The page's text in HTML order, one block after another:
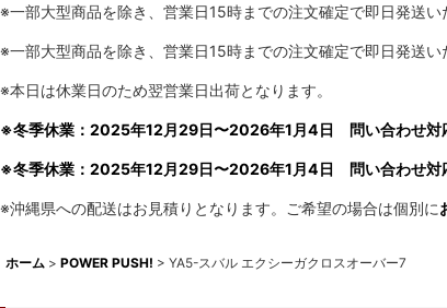
※一部大型商品を除き、営業日15時までの注文確定で即日発送い
※一部大型商品を除き、営業日15時までの注文確定で即日発送い
※本日は休業日のため翌営業日出荷となります。
※冬季休業：2025年12月29日〜2026年1月4日 問い合わせ対
※冬季休業：2025年12月29日〜2026年1月4日 問い合わせ対
※沖縄県への配送はお見積りとなります。ご希望の場合は個別に
ホーム > POWER PUSH! > YA5-スバル エクシーガクロスオーバー7